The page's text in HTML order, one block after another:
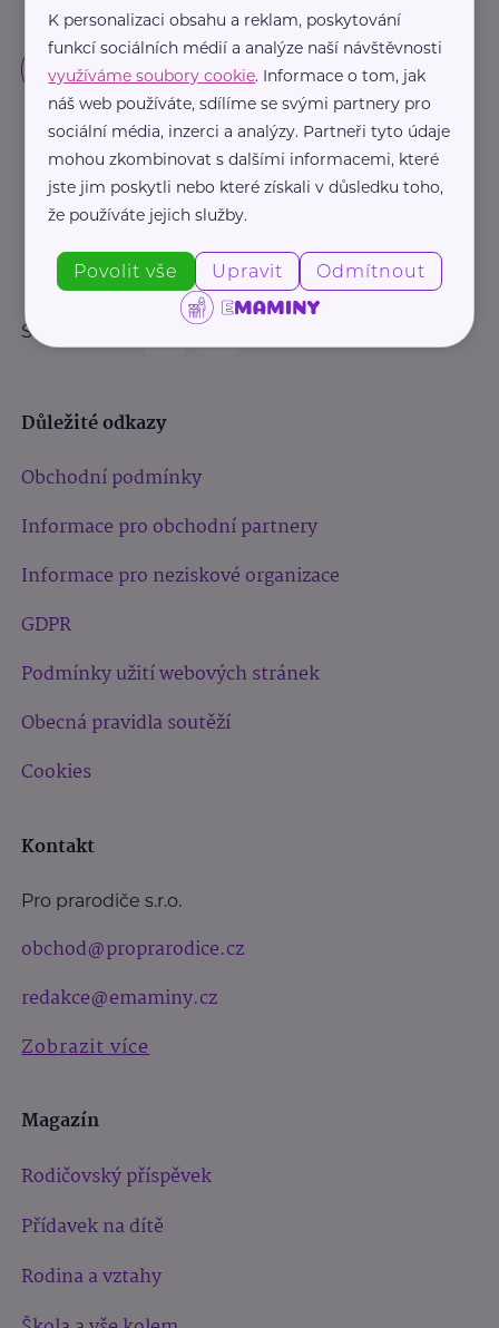
Sledujte nás:
Důležité odkazy
Obchodní podmínky
Informace pro obchodní partnery
Informace pro neziskové organizace
GDPR
Podmínky užití webových stránek
Obecná pravidla soutěží
Cookies
Kontakt
Pro prarodiče s.r.o.
obchod@proprarodice.cz
redakce@emaminy.cz
Zobrazit více
Magazín
Rodičovský příspěvek
Přídavek na dítě
Rodina a vztahy
K personalizaci obsahu a reklam, poskytování
funkcí sociálních médií a analýze naší návštěvnosti
využíváme soubory cookie. Informace o tom, jak
náš web používáte, sdílíme se svými partnery pro
sociální média, inzerci a analýzy. Partneři tyto údaje
mohou zkombinovat s dalšími informacemi, které
jste jim poskytli nebo které získali v důsledku toho,
že používáte jejich služby.
Povolit vše Upravit Odmítnout